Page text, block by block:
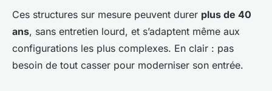
Ces structures sur mesure peuvent durer plus de 40
ans, sans entretien lourd, et s’adaptent même aux
configurations les plus complexes. En clair : pas
besoin de tout casser pour moderniser son entrée.